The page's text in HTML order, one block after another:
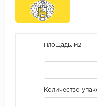
Площадь, м2
Количество